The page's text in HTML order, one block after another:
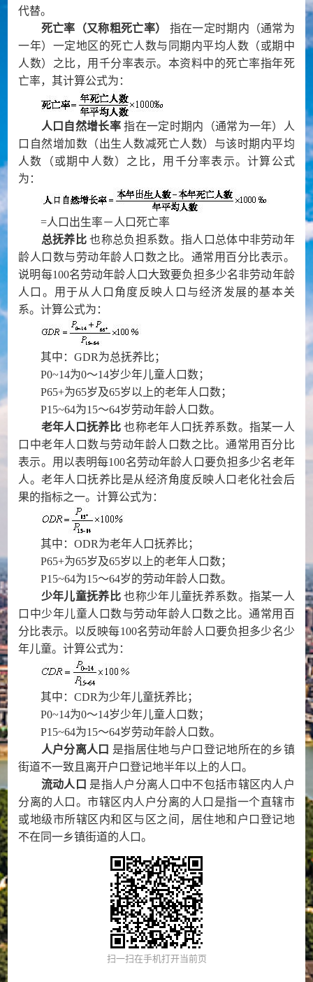
代替。
死亡率（又称粗死亡率）
指在一定时期内（通常为
一年）一定地区的死亡人数与同期内平均人数（或期中
人数）之比，用千分率表示。本资料中的死亡率指年死
亡率，其计算公式为：
人口自然增长率 指在一定时期内（通常为一年）人
口自然增加数（出生人数减死亡人数）与该时期内平均
人数（或期中人数）之比，用千分率表示。计算公式
为：
=人口出生率－人口死亡率
总抚养比 也称总负担系数。指人口总体中非劳动年
龄人口数与劳动年龄人口数之比。通常用百分比表示。
说明每100名劳动年龄人口大致要负担多少名非劳动年龄
人口。用于从人口角度反映人口与经济发展的基本关
系。计算公式为：
其中：GDR为总抚养比；
P0~14为0～14岁少年儿童人口数；
P65+为65岁及65岁以上的老年人口数；
P15~64为15～64岁劳动年龄人口数。
老年人口抚养比 也称老年人口抚养系数。指某一人
口中老年人口数与劳动年龄人口数之比。通常用百分比
表示。用以表明每100名劳动年龄人口要负担多少名老年
人。老年人口抚养比是从经济角度反映人口老化社会后
果的指标之一。计算公式为：
其中：ODR为老年人口抚养比；
P65+为65岁及65岁以上的老年人口数；
P15~64为15～64岁的劳动年龄人口数。
少年儿童抚养比 也称少年儿童抚养系数。指某一人
口中少年儿童人口数与劳动年龄人口数之比。通常用百
分比表示。以反映每100名劳动年龄人口要负担多少名少
年儿童。计算公式为：
其中：CDR为少年儿童抚养比；
P0~14为0～14岁少年儿童人口数；
P15~64为15～64岁劳动年龄人口数。
人户分离人口 是指居住地与户口登记地所在的乡镇
街道不一致且离开户口登记地半年以上的人口。
流动人口 是指人户分离人口中不包括市辖区内人户
分离的人口。市辖区内人户分离的人口是指一个直辖市
或地级市所辖区内和区与区之间，居住地和户口登记地
不在同一乡镇街道的人口。
扫一扫在手机打开当前页